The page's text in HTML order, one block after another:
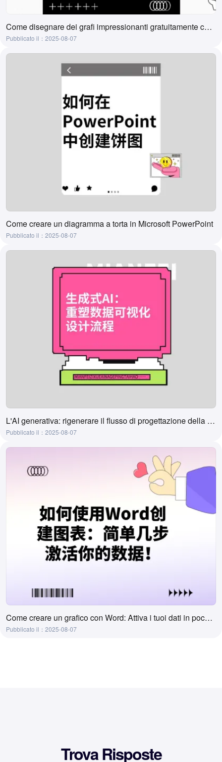
Come disegnare dei grafi impressionanti gratuitamente con l'AI
Pubblicato il：2025-08-07
Come creare un diagramma a torta in Microsoft PowerPoint
Pubblicato il：2025-08-07
L'AI generativa: rigenerare il flusso di progettazione della visualizzazione dei dati
Pubblicato il：2025-08-07
Come creare un grafico con Word: Attiva i tuoi dati in pochi semplici passi!
Pubblicato il：2025-08-07
Trova Risposte